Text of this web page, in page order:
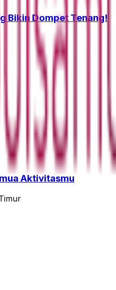
Bikin Dompet Tenang!
Aktivitasmu